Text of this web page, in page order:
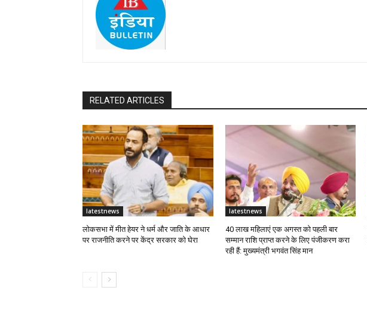
RELATED ARTICLES
latestnews
लोकसभा में मीत हेयर ने धर्म और जाति के आधार
पर राजनीति करने पर केंद्र सरकार को घेरा
latestnews
40 लाख महिलाएं एक अगस्त को पहली बार
सम्मान राशि प्राप्त करने के लिए पंजीकरण करा
रही हैं: मुख्यमंत्री भगवंत सिंह मान